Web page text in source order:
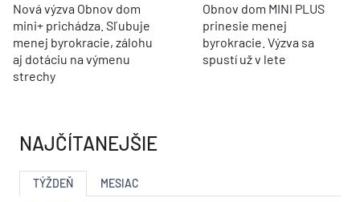
Nová výzva Obnov dom
mini+ prichádza. Sľubuje
menej byrokracie, zálohu
aj dotáciu na výmenu
strechy
Obnov dom MINI PLUS
prinesie menej
byrokracie. Výzva sa
spustí už v lete
NAJČÍTANEJŠIE
TÝŽDEŇ MESIAC